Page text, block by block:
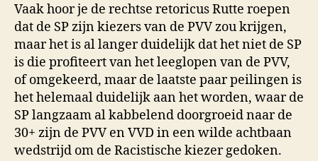
Vaak hoor je de rechtse retoricus Rutte roepen
dat de SP zijn kiezers van de PVV zou krijgen,
maar het is al langer duidelijk dat het niet de SP
is die profiteert van het leeglopen van de PVV,
of omgekeerd, maar de laatste paar peilingen is
het helemaal duidelijk aan het worden, waar de
SP langzaam al kabbelend doorgroeid naar de
30+ zijn de PVV en VVD in een wilde achtbaan
wedstrijd om de Racistische kiezer gedoken.